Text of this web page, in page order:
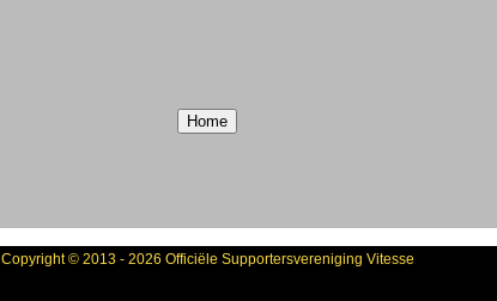
Copyright © 2013 - 2026 Officiële Supportersvereniging Vitesse